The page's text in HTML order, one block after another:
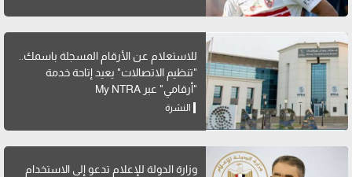
للاستعلام عن الأرقام المسجلة باسمك..
"تنظيم الاتصالات" يعيد إتاحة خدمة
"أرقامي" عبر My NTRA
النشرة
وزارة الدولة للإعلام تدعو إلى الاستخدام